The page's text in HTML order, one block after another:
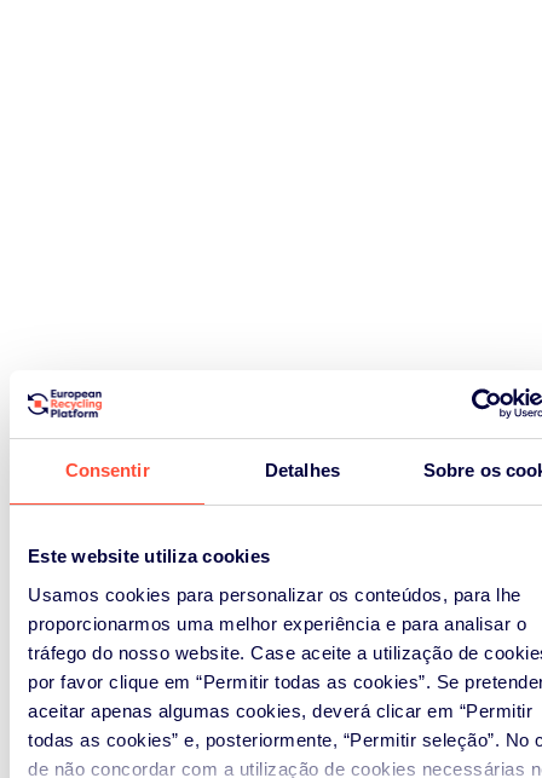
Consentir Detalhes Sobre os
Este website utiliza cookies
Usamos cookies para personalizar os conteúdos, para lhe
proporcionarmos uma melhor experiência e para analisar o
tráfego do nosso website. Case aceite a utilização de
por favor clique em “Permitir todas as cookies”. Se
aceitar apenas algumas cookies, deverá clicar em “Permitir
todas as cookies” e, posteriormente, “Permitir seleção”. No
de não concordar com a utilização de cookies necessárias
WHAT WE COVER
Waste Streams